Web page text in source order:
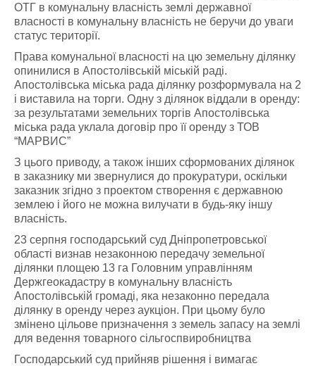
ОТГ в комунальну власність землі державної
власності в комунальну власність не беручи до уваги
статус території.
Права комунальної власності на цю земельну ділянку
опинилися в Апостолівській міській раді.
Апостолівська міська рада ділянку розформувала на 2
і виставила на торги. Одну з ділянок віддали в оренду:
за результатами земельних торгів Апостолівська
міська рада уклала договір про її оренду з ТОВ
“МАРВИС”
З цього приводу, а також інших сформованих ділянок
в заказнику ми звернулися до прокуратури, оскільки
заказник згідно з проектом створення є державною
землею і його не можна вилучати в будь-яку іншу
власність.
23 серпня господарський суд Дніпропетровської
області визнав незаконною передачу земельної
ділянки площею 13 га Головним управлінням
Держгеокадастру в комунальну власність
Апостолівській громаді, яка незаконно передала
ділянку в оренду через аукціон. При цьому було
змінено цільове призначення з земель запасу на землі
для ведення товарного сільгоспвиробництва
Господарський суд прийняв рішення і вимагає